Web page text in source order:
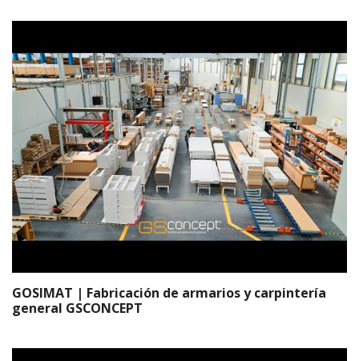
GOSIMAT | Fabricación de armarios y carpintería
general GSCONCEPT